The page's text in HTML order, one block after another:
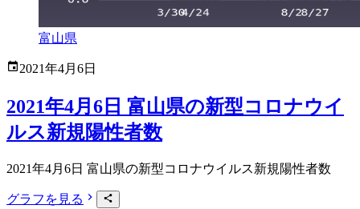
富山県
2021年4月6日
2021年4月6日 富山県の新型コロナウイ
ルス新規陽性者数
2021年4月6日 富山県の新型コロナウイルス新規陽性者数
グラフを見る